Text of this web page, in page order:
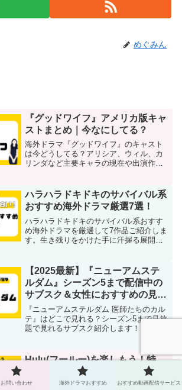
めぐみん
『グッドワイフ』アメリカ版キャ
ストまとめ｜今なにしてる？
海外ドラマ『グッドワイフ』のキャスト
は今どうしてる？アリシア、ウィル、カ
リンダなど主要キャラの現在や出演作を
ハラハラドキドキのサバイバル系
おすすめ海外ドラマ厳選7選！
ハラハラドキドキのサバイバル系おすす
め海外ドラマを厳選して7作品ご紹介しま
す。生き残りをかけた手に汗握る展開を
ばかりを集めました。
【2025最新】『ニューアムステ
ルダム』シーズン5まで配信中の
サブスク＆女性におすすめの見ど
ころ＆あらすじ・キャスト情報！
『ニューアムステルダム 医師たちのカル
テ』はどこで見れる？シーズン5まで見放
題で見れるサブスク紹介します！さらに
スト情報もまとめました！
Hulu(フールー)を楽しもう！特
徴、月額料金、登録方法から解約
方法まで図解で紹介！
お問い合わせ 海外ドラマおすすめ おすすめ動画配信サービス